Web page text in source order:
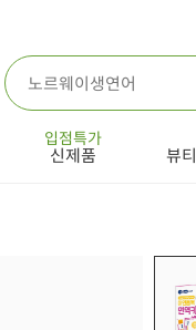
입점특가
신제품 뷰티